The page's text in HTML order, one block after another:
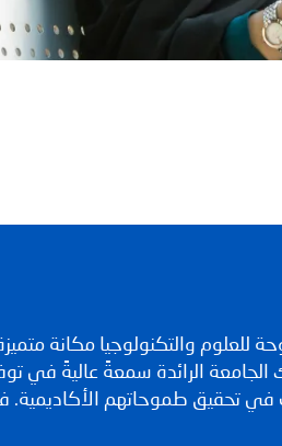
للعلوم والتكنولوجيا مكانة
الرائدة سمعةً عاليةً في
تحقيق طموحاتهم الأكاديمية.